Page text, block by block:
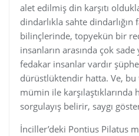
alet edilmiş din karşıtı
dindarlıkla sahte
bilinçlerinde, topyekün bir
insanların arasında çok
fedakar insanlar vardır
dürüstlüktendir hatta. Ve,
mümin ile
sorgulayış belirir, saygı
İnciller’deki Pontius Pilatus